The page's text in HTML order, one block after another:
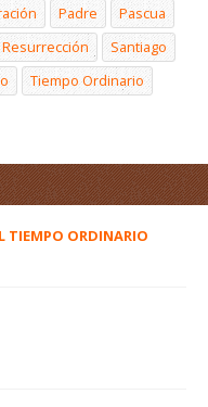
Padre
Pascua
Resurrección
Santiago
Tiempo Ordinario
TIEMPO ORDINARIO